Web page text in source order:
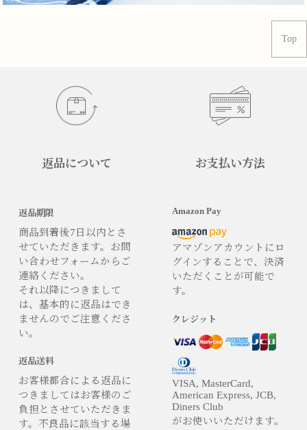
Top
返品について
返品期限
商品到着後7日以内とさ
せていただきます。お問
い合わせフォームからご
連絡ください。
それ以降につきまして
は、基本的に返品はでき
ませんのでご注意くださ
い。
返品送料
お客様都合による返品に
つきましてはお客様のご
負担とさせていただきま
す。不良品に該当する場
お支払い方法
Amazon Pay
アマゾンアカウントにロ
グインすることで、決済
いただくことが可能で
す。
クレジット
VISA, MasterCard,
American Express, JCB,
Diners Club
がお使いいただけます。